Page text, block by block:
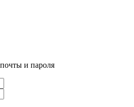
и пароля